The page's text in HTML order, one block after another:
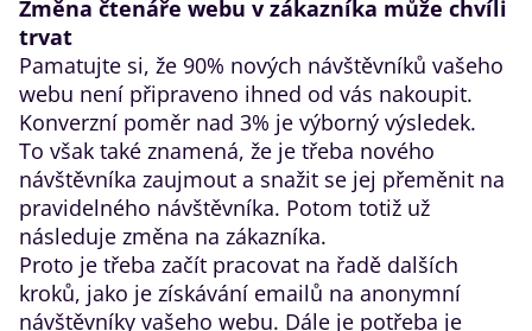
Změna čtenáře webu v zákazníka může chvíli
trvat
Pamatujte si, že 90% nových návštěvníků vašeho
webu není připraveno ihned od vás nakoupit.
Konverzní poměr nad 3% je výborný výsledek.
To však také znamená, že je třeba nového
návštěvníka zaujmout a snažit se jej přeměnit na
pravidelného návštěvníka. Potom totiž už
následuje změna na zákazníka.
Proto je třeba začít pracovat na řadě dalších
kroků, jako je získávání emailů na anonymní
návštěvníky vašeho webu. Dále je potřeba je